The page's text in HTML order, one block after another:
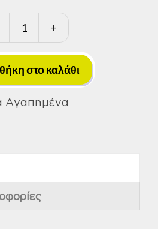
Μεντεσέδες
Καβίλιας
με
Αποσπώμενο
Πύρο
Χ
3
+
στο καλάθι
Αγαπημένα